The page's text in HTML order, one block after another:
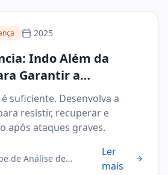
2025
Indo Além da
Garantir a
Negócios Após um
suficiente. Desenvolva a
resistir, recuperar e
após ataques graves.
de Análise de
Ler
mais